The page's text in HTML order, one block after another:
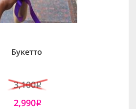
Букетто
3,100i
2,990i